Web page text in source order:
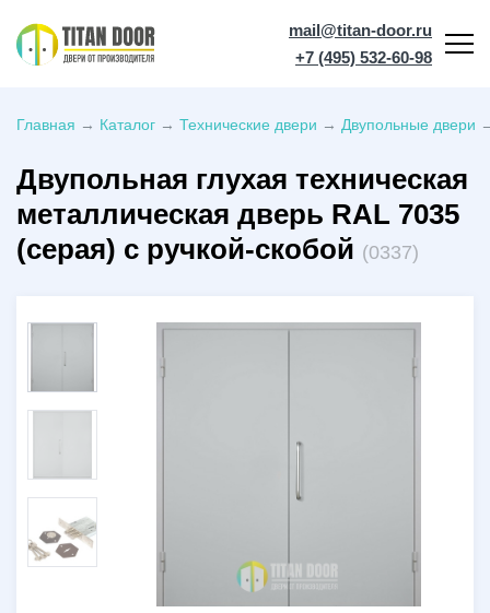
mail@titan-door.ru
+7 (495) 532-60-98
Главная → Каталог → Технические двери → Двупольные двери
Двупольная глухая техническая
металлическая дверь RAL 7035
(серая) с ручкой-скобой (0337)